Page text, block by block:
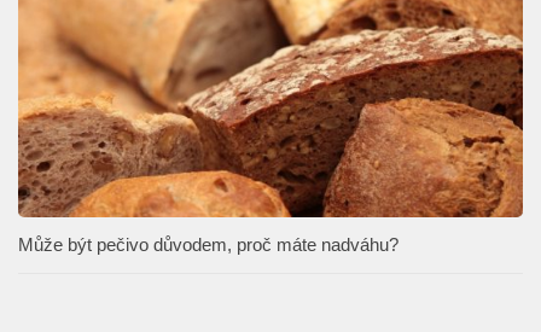
Může být pečivo důvodem, proč máte nadváhu?